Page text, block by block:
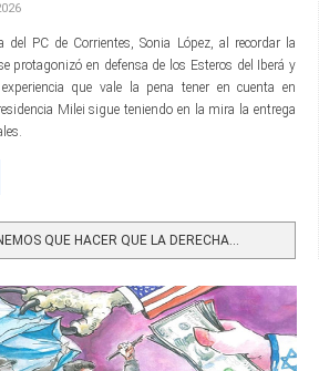
del PC de Corrientes, Sonia López, al recordar la
protagonizó en defensa de los Esteros del Iberá y
que vale la pena tener en cuenta en
Milei sigue teniendo en la mira la entrega
QUE HACER QUE LA DERECHA...